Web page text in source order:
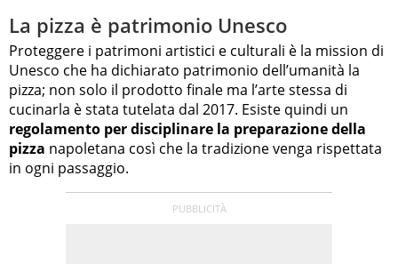
La pizza è patrimonio Unesco
Proteggere i patrimoni artistici e culturali è la mission di
Unesco che ha dichiarato patrimonio dell’umanità la
pizza; non solo il prodotto finale ma l’arte stessa di
cucinarla è stata tutelata dal 2017. Esiste quindi un
regolamento per disciplinare la preparazione della
pizza napoletana così che la tradizione venga rispettata
in ogni passaggio.